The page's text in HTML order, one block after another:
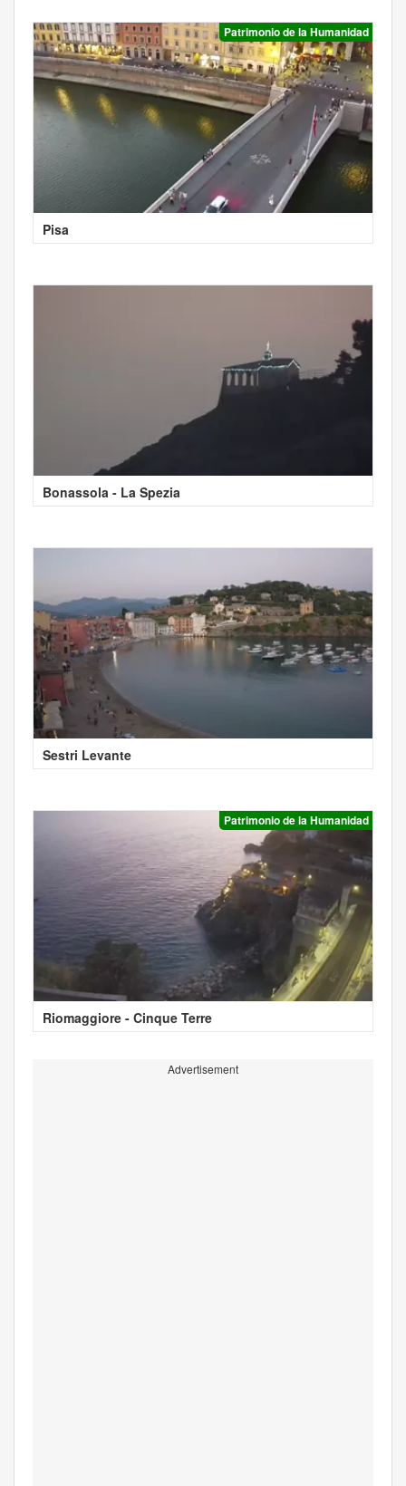
Patrimonio de la Humanidad
Pisa
Bonassola - La Spezia
Sestri Levante
Patrimonio de la Humanidad
Riomaggiore - Cinque Terre
Advertisement